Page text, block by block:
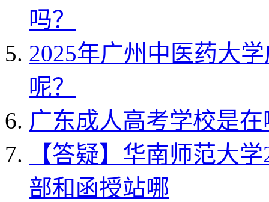
吗？
2025年广州中医药大
呢？
广东成人高考学校是
【答疑】华南师范大
部和函授站哪